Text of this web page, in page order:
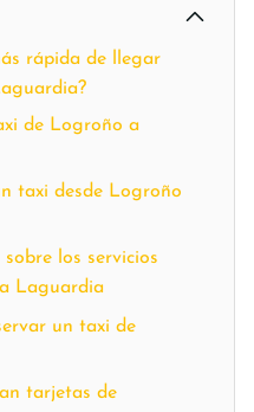
rápida de llegar
de Logroño a
taxi desde Logroño
los servicios
Laguardia
un taxi de
tarjetas de